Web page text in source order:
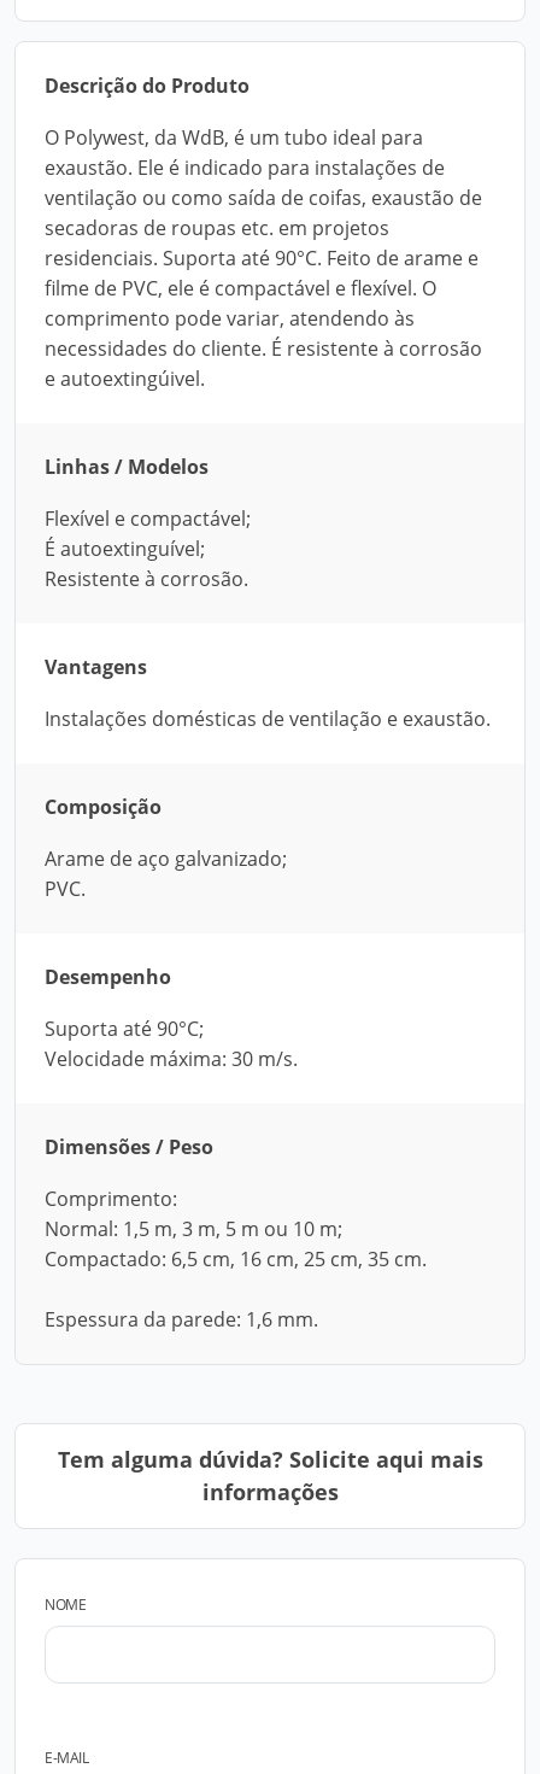
Descrição do Produto
O Polywest, da WdB, é um tubo ideal para
exaustão. Ele é indicado para instalações de
ventilação ou como saída de coifas, exaustão de
secadoras de roupas etc. em projetos
residenciais. Suporta até 90°C. Feito de arame e
filme de PVC, ele é compactável e flexível. O
comprimento pode variar, atendendo às
necessidades do cliente. É resistente à corrosão
e autoextingúivel.
Linhas / Modelos
Flexível e compactável;
É autoextinguível;
Resistente à corrosão.
Vantagens
Instalações domésticas de ventilação e exaustão.
Composição
Arame de aço galvanizado;
PVC.
Desempenho
Suporta até 90°C;
Velocidade máxima: 30 m/s.
Dimensões / Peso
Comprimento:
Normal: 1,5 m, 3 m, 5 m ou 10 m;
Compactado: 6,5 cm, 16 cm, 25 cm, 35 cm.
Espessura da parede: 1,6 mm.
Tem alguma dúvida? Solicite aqui mais
informações
NOME
E-MAIL